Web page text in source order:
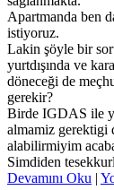
Apartmanda ben
istiyoruz.
Lakin şöyle bir
yurtdışında ve
döneceği de
gerekir?
Birde IGDAS ile
almamiz gerektigi
alabilirmiyim
Simdiden
Devamını Oku |